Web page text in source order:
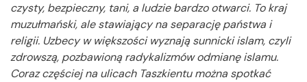
czysty, bezpieczny, tani, a ludzie bardzo otwarci. To kraj
muzułmański, ale stawiający na separację państwa i
religii. Uzbecy w większości wyznają sunnicki islam, czyli
zdrowszą, pozbawioną radykalizmów odmianę islamu.
Coraz częściej na ulicach Taszkientu można spotkać